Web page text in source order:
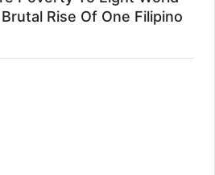
Rise Of One Filipino